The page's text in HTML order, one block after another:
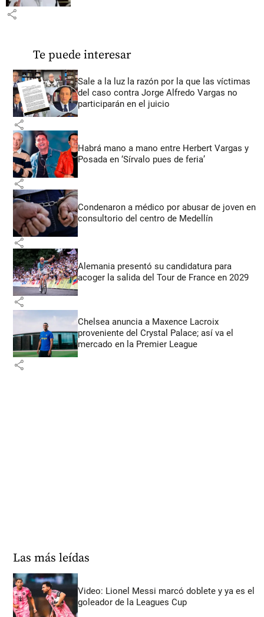
share
Te puede interesar
Sale a la luz la razón por la que las víctimas
del caso contra Jorge Alfredo Vargas no
participarán en el juicio
share
Habrá mano a mano entre Herbert Vargas y
Posada en ‘Sírvalo pues de feria’
share
Condenaron a médico por abusar de joven en
consultorio del centro de Medellín
share
Alemania presentó su candidatura para
acoger la salida del Tour de France en 2029
share
Chelsea anuncia a Maxence Lacroix
proveniente del Crystal Palace; así va el
mercado en la Premier League
share
Las más leídas
Video: Lionel Messi marcó doblete y ya es el
goleador de la Leagues Cup